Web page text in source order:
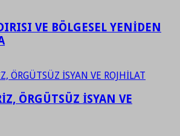
VE BÖLGESEL YENİDEN
ÖRGÜTSÜZ İSYAN VE